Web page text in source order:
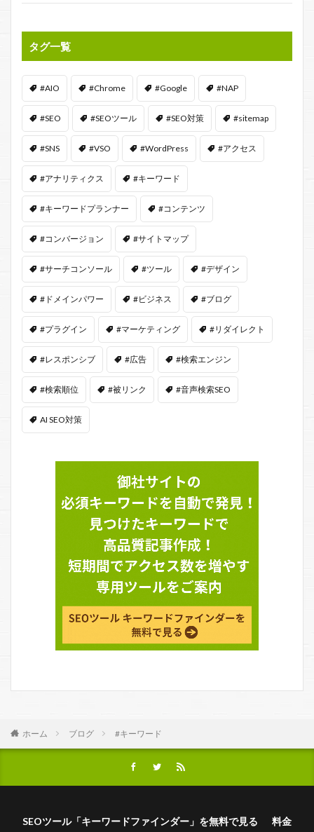
タグ一覧
#AIO #Chrome #Google #NAP
#SEO #SEOツール #SEO対策 #sitemap
#SNS #VSO #WordPress #アクセス
#アナリティクス #キーワード
#キーワードプランナー #コンテンツ
#コンバージョン #サイトマップ
#サーチコンソール #ツール #デザイン
#ドメインパワー #ビジネス #ブログ
#プラグイン #マーケティング #リダイレクト
#レスポンシブ #広告 #検索エンジン
#検索順位 #被リンク #音声検索SEO
AI SEO対策
ホーム ブログ #キーワード
SEOツール「キーワードファインダー」を無料で見る
料金